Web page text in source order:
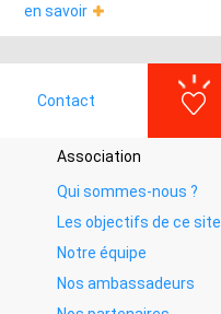
en savoir
Contact
Association
Qui sommes-nous ?
Les objectifs de ce site
Notre équipe
Nos ambassadeurs